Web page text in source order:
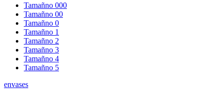
Tamañno 000
Tamañno 00
Tamañno 0
Tamañno 1
Tamañno 2
Tamañno 3
Tamañno 4
Tamañno 5
envases